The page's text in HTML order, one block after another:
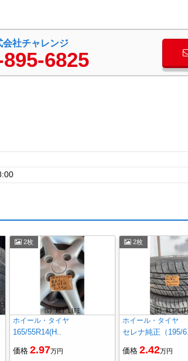
会社チャレンジ
6825
2枚
ホイール・タイヤ
165/55R14(H..
価格 2.97万円
2枚
ホイール・タイヤ
セレナ純正（195/6..
価格 2.42万円